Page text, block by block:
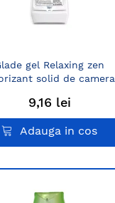
gel Relaxing zen
solid de camera
9,16 lei
Adauga in cos